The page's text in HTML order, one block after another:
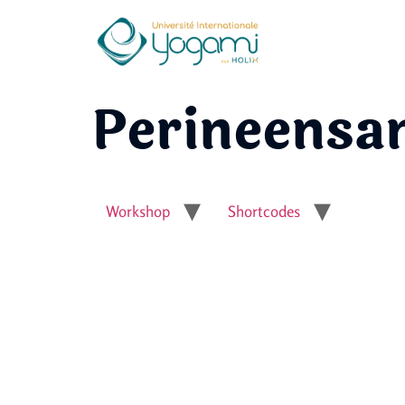
Workshop Shortcodes